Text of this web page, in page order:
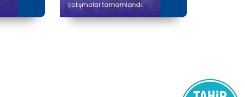
çalışmalar tamamlandı.